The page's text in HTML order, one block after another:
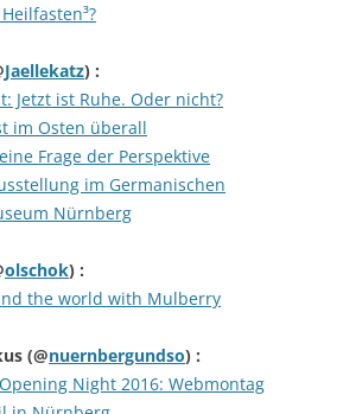
Jaellekatz) :
Jetzt ist Ruhe. Oder nicht?
im Osten überall
Frage der Perspektive
im Germanischen
Nürnberg
olschok) :
the world with Mulberry
(@nuernbergundso) :
Night 2016: Webmontag